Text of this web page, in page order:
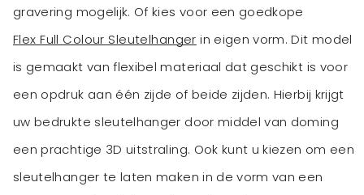
gravering mogelijk. Of kies voor een goedkope
Flex Full Colour Sleutelhanger in eigen vorm. Dit model
is gemaakt van flexibel materiaal dat geschikt is voor
een opdruk aan één zijde of beide zijden. Hierbij krijgt
uw bedrukte sleutelhanger door middel van doming
een prachtige 3D uitstraling. Ook kunt u kiezen om een
sleutelhanger te laten maken in de vorm van een